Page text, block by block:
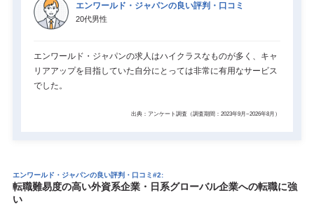
エンワールド・ジャパンの良い評判・口コミ
20代男性
エンワールド・ジャパンの求人はハイクラスなものが多く、キャ
リアアップを目指していた自分にとっては非常に有用なサービス
でした。
出典：アンケート調査（調査期間：2023年9月~2026年8月）
エンワールド・ジャパンの良い評判・口コミ#2:
転職難易度の高い外資系企業・日系グローバル企業への転職に強
い